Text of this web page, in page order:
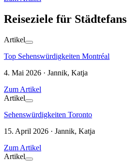
Reiseziele für Städtefans
Artikel
Top Sehenswürdigkeiten Montréal
4. Mai 2026 · Jannik, Katja
Zum Artikel
Artikel
Sehenswürdigkeiten Toronto
15. April 2026 · Jannik, Katja
Zum Artikel
Artikel